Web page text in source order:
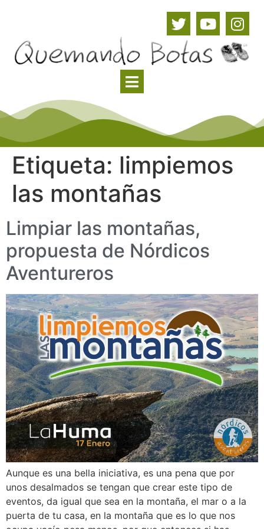
Etiqueta: limpiemos
las montañas
Limpiar las montañas,
propuesta de Nórdicos
Aventureros
Aunque es una bella iniciativa, es una pena que por
unos desalmados se tengan que crear este tipo de
eventos, da igual que sea en la montaña, el mar o a la
puerta de tu casa, en la montaña que es lo que nos